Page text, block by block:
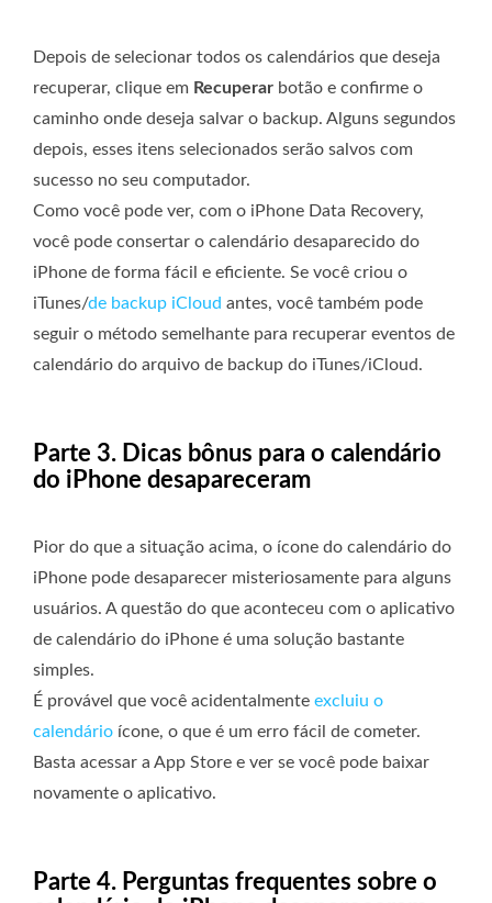
Depois de selecionar todos os calendários que deseja
recuperar, clique em Recuperar botão e confirme o
caminho onde deseja salvar o backup. Alguns segundos
depois, esses itens selecionados serão salvos com
sucesso no seu computador.
Como você pode ver, com o iPhone Data Recovery,
você pode consertar o calendário desaparecido do
iPhone de forma fácil e eficiente. Se você criou o
iTunes/de backup iCloud antes, você também pode
seguir o método semelhante para recuperar eventos de
calendário do arquivo de backup do iTunes/iCloud.
Parte 3. Dicas bônus para o calendário
do iPhone desapareceram
Pior do que a situação acima, o ícone do calendário do
iPhone pode desaparecer misteriosamente para alguns
usuários. A questão do que aconteceu com o aplicativo
de calendário do iPhone é uma solução bastante
simples.
É provável que você acidentalmente excluiu o
calendário ícone, o que é um erro fácil de cometer.
Basta acessar a App Store e ver se você pode baixar
novamente o aplicativo.
Parte 4. Perguntas frequentes sobre o